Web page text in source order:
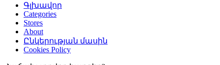
Գլխավոր
Categories
Stores
About
Ընկերության մասին
Cookies Policy